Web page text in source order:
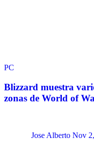
PC
Blizzard muestra
zonas de World of
Jose Alberto Nov